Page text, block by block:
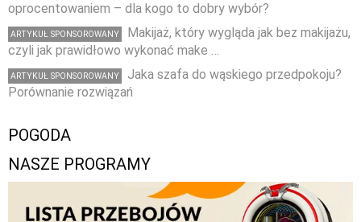
oprocentowaniem – dla kogo to dobry wybór?
ARTYKUŁ SPONSOROWANY
Makijaż, który wygląda jak bez makijażu,
czyli jak prawidłowo wykonać make …
ARTYKUŁ SPONSOROWANY
Jaka szafa do wąskiego przedpokoju?
Porównanie rozwiązań
POGODA
NASZE PROGRAMY